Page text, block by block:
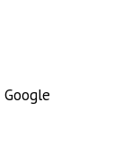
Google